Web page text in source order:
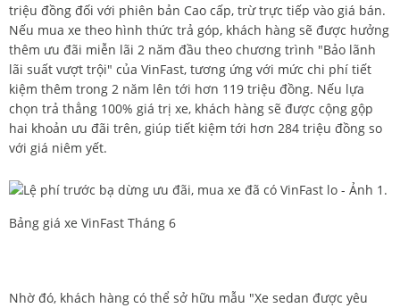
triệu đồng đối với phiên bản Cao cấp, trừ trực tiếp vào giá bán.
Nếu mua xe theo hình thức trả góp, khách hàng sẽ được hưởng
thêm ưu đãi miễn lãi 2 năm đầu theo chương trình "Bảo lãnh
lãi suất vượt trội" của VinFast, tương ứng với mức chi phí tiết
kiệm thêm trong 2 năm lên tới hơn 119 triệu đồng. Nếu lựa
chọn trả thẳng 100% giá trị xe, khách hàng sẽ được cộng gộp
hai khoản ưu đãi trên, giúp tiết kiệm tới hơn 284 triệu đồng so
với giá niêm yết.
Bảng giá xe VinFast Tháng 6
Nhờ đó, khách hàng có thể sở hữu mẫu "Xe sedan được yêu